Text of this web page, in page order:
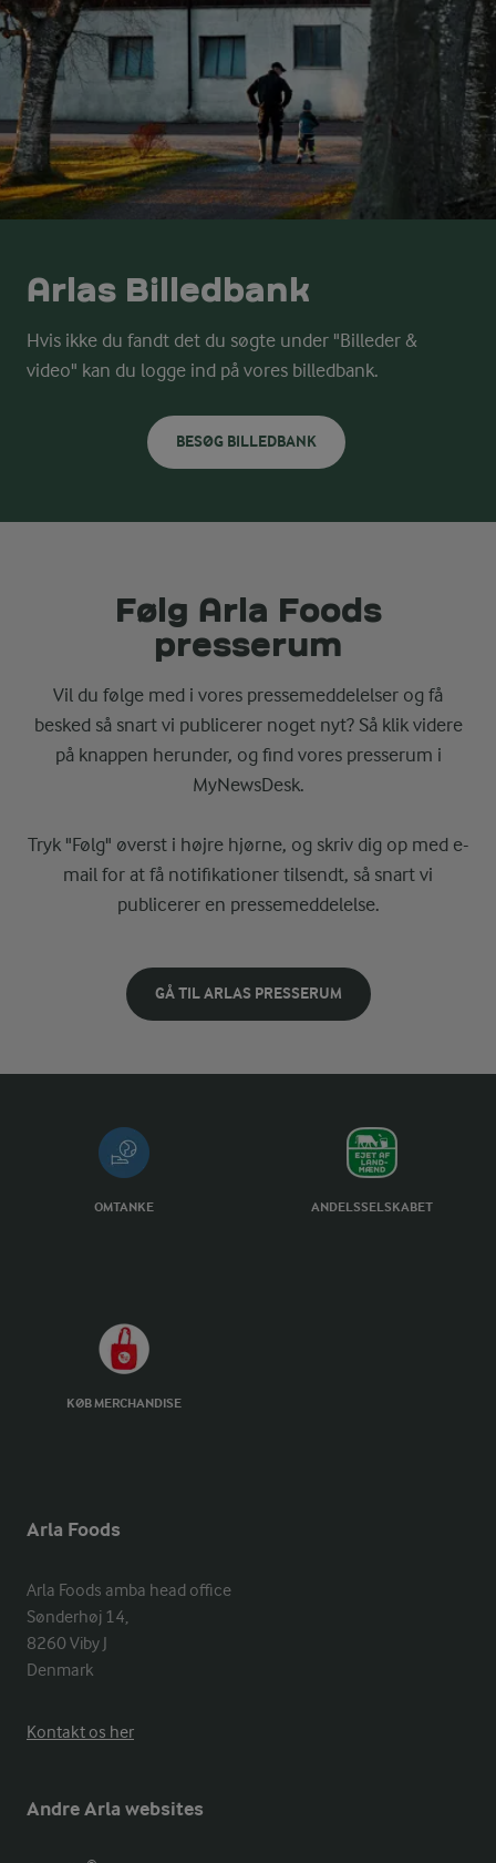
Arlas Billedbank
Hvis ikke du fandt det du søgte under "Billeder &
video" kan du logge ind på vores billedbank.
BESØG BILLEDBANK
Følg Arla Foods
presserum
Vil du følge med i vores pressemeddelelser og få
besked så snart vi publicerer noget nyt? Så klik videre
på knappen herunder, og find vores presserum i
MyNewsDesk.
Tryk "Følg" øverst i højre hjørne, og skriv dig op med e-
mail for at få notifikationer tilsendt, så snart vi
publicerer en pressemeddelelse.
GÅ TIL ARLAS PRESSERUM
OMTANKE ANDELSSELSKABET
KØB MERCHANDISE
Arla Foods
Arla Foods amba head office
Sønderhøj 14,
8260 Viby J
Denmark
Kontakt os her
Andre Arla websites